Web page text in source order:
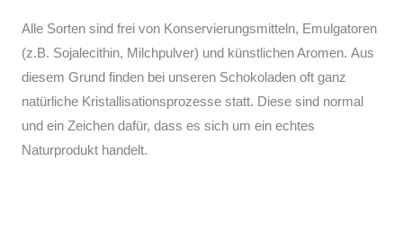
Alle Sorten sind frei von Konservierungsmitteln, Emulgatoren
(z.B. Sojalecithin, Milchpulver) und künstlichen Aromen. Aus
diesem Grund finden bei unseren Schokoladen oft ganz
natürliche Kristallisationsprozesse statt. Diese sind normal
und ein Zeichen dafür, dass es sich um ein echtes
Naturprodukt handelt.